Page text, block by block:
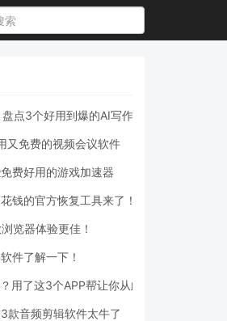
点3个好用到爆的AI写作生成器工具
又免费的视频会议软件
费好用的游戏加速器
钱的官方恢复工具来了！
览器体验更佳！
件了解一下！
用了这3个APP帮让你从此戒掉手机！
款音频剪辑软件太牛了